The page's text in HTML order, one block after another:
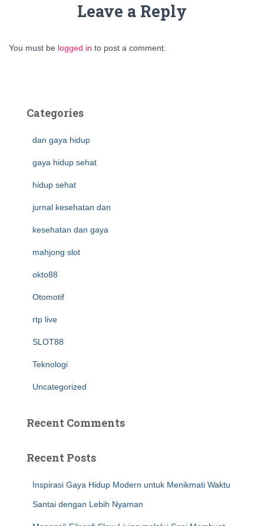
Leave a Reply
You must be logged in to post a comment.
Categories
dan gaya hidup
gaya hidup sehat
hidup sehat
jurnal kesehatan dan
kesehatan dan gaya
mahjong slot
okto88
Otomotif
rtp live
SLOT88
Teknologi
Uncategorized
Recent Comments
Recent Posts
Inspirasi Gaya Hidup Modern untuk Menikmati Waktu
Santai dengan Lebih Nyaman